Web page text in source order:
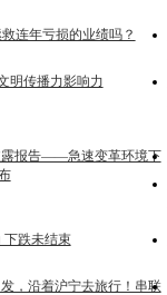
连年亏损的业绩吗？
明传播力影响力
露报告——急速变革环境下
下跌未结束
，沿着沪宁去旅行！串联